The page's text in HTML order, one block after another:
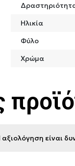
Ηλικία
Φύλο
Χρώμα
είναι